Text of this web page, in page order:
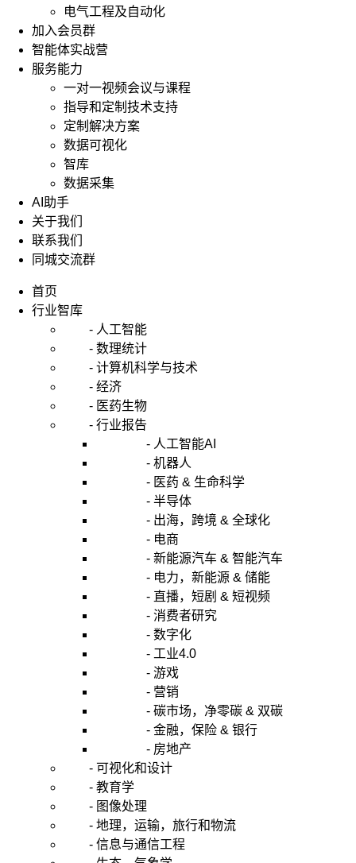
电气工程及自动化
加入会员群
智能体实战营
服务能力
一对一视频会议与课程
指导和定制技术支持
定制解决方案
数据可视化
智库
数据采集
AI助手
关于我们
联系我们
同城交流群
首页
行业智库
- 人工智能
- 数理统计
- 计算机科学与技术
- 经济
- 医药生物
- 行业报告
- 人工智能AI
- 机器人
- 医药 & 生命科学
- 半导体
- 出海，跨境 & 全球化
- 电商
- 新能源汽车 & 智能汽车
- 电力，新能源 & 储能
- 直播，短剧 & 短视频
- 消费者研究
- 数字化
- 工业4.0
- 游戏
- 营销
- 碳市场，净零碳 & 双碳
- 金融，保险 & 银行
- 房地产
- 可视化和设计
- 教育学
- 图像处理
- 地理，运输，旅行和物流
- 信息与通信工程